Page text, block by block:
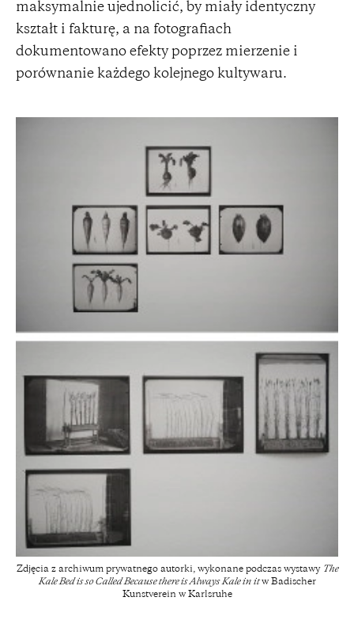
maksymalnie ujednolicić, by miały identyczny
kształt i fakturę, a na fotografiach
dokumentowano efekty poprzez mierzenie i
porównanie każdego kolejnego kultywaru.
Zdjęcia z archiwum prywatnego autorki, wykonane podczas wystawy The
Kale Bed is so Called Because there is Always Kale in itw Badischer
Kunstverein w Karlsruhe